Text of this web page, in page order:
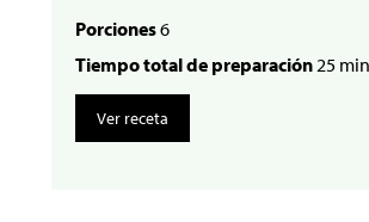
Porciones6
Tiempo total de preparación25
Ver receta